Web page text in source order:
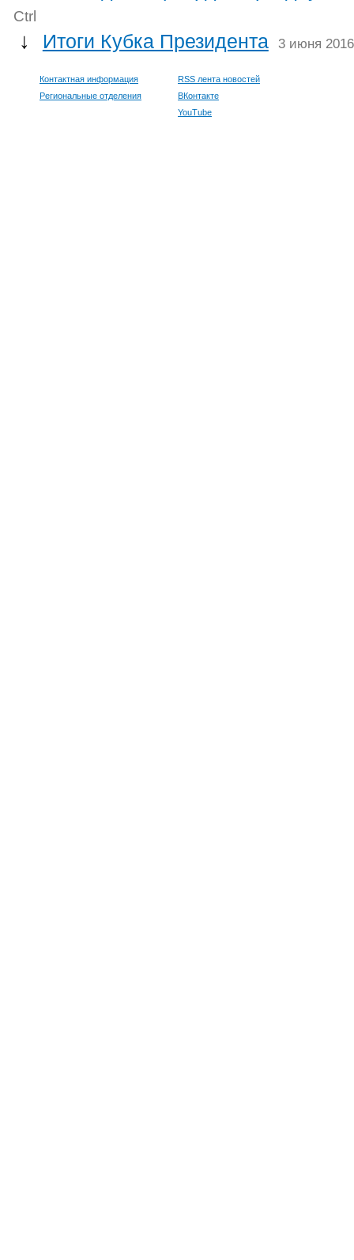
Ctrl
↓ Итоги Кубка Президента 3 июня
Контактная информация
Региональные отделения
RSS лента новостей
ВКонтакте
YouTube